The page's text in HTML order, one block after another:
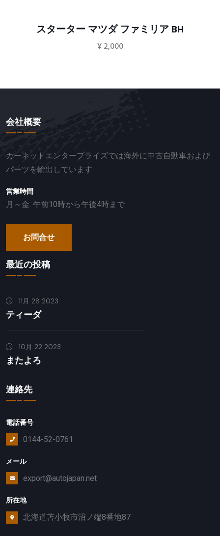
スターター マツダ ファミリア BH
¥2,000
会社概要
カーネットエンタープライズでは海外に中古自動車および
パーツを輸出しています
営業時間
月～金: 午前10時から午後4時まで
お問合せ
最近の投稿
11月 28 2023
ティーダ
10月 22 2023
またよろ
連絡先
電話番号
0144-52-0761
メール
export@autojapan.net
所在地
北海道苫小牧市沼ノ端8番地87